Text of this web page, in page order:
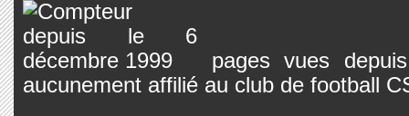
pages vues
aucunement affilié au club de football